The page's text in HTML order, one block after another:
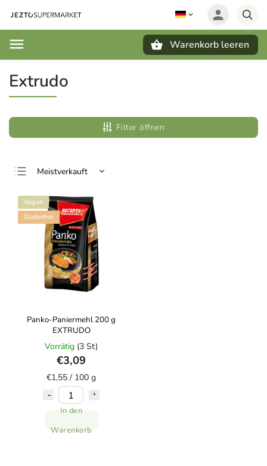
Warenkorb leeren
Extrudo
Filter öffnen
Meistverkauft
Teuerste
Alphabetisch
Vegan
Glutenfrei
Panko-Paniermehl 200 g
EXTRUDO
Vorrätig (3 St)
€3,09
€1,55 / 100 g
In den
Warenkorb